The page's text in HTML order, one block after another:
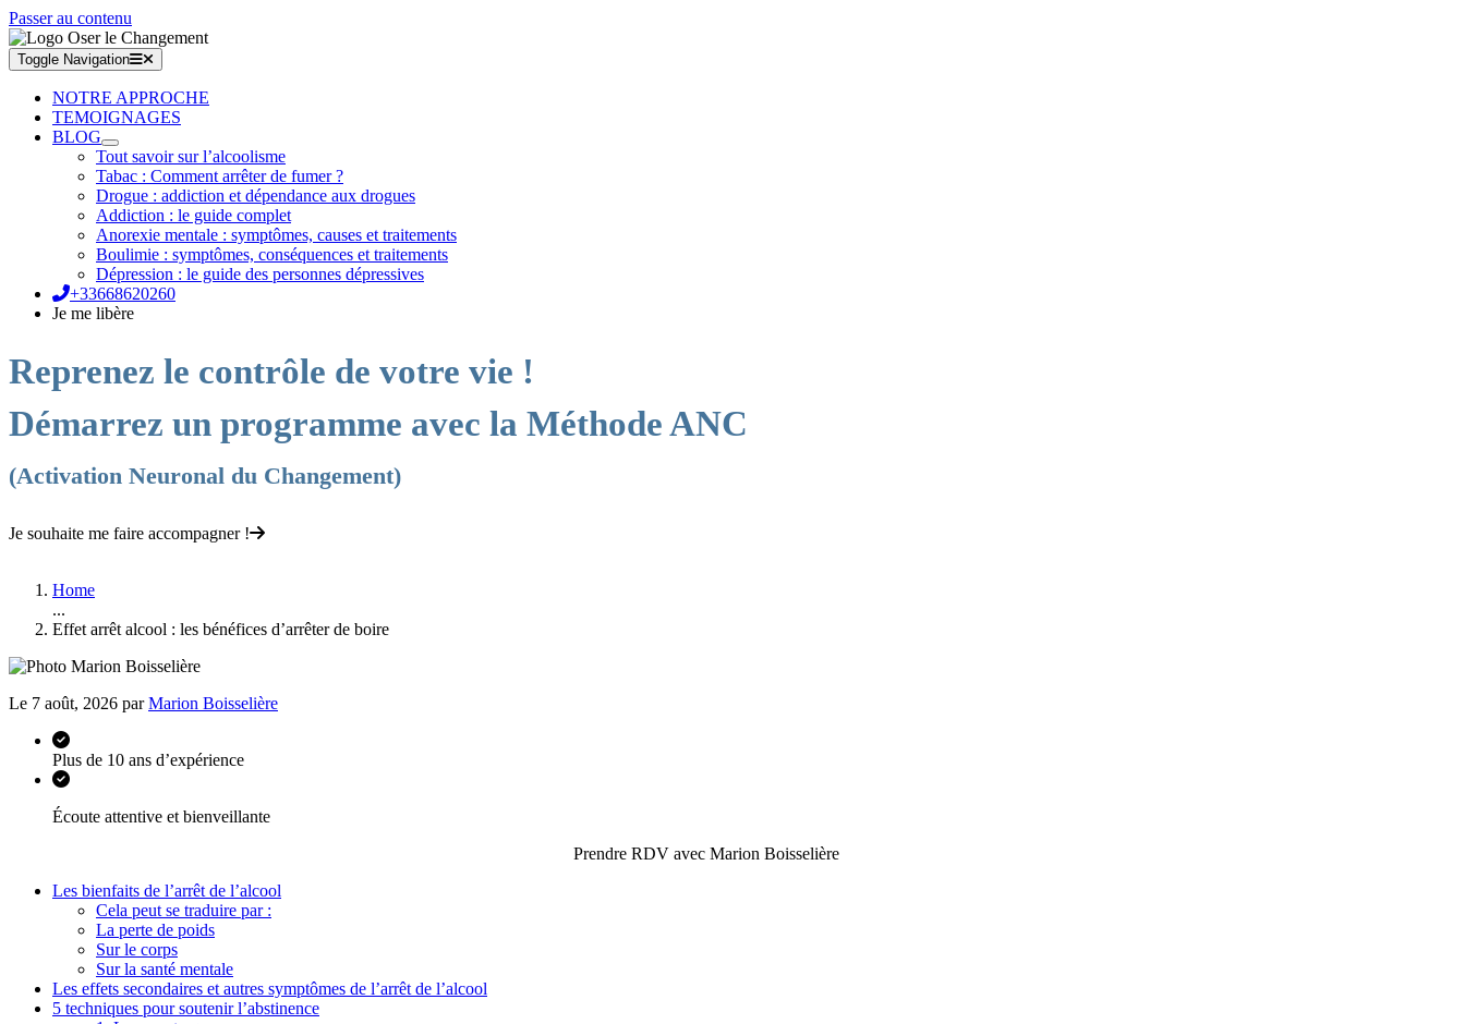
Passer au contenu
Toggle Navigation
NOTRE APPROCHE
TEMOIGNAGES
BLOG
Tout savoir sur l’alcoolisme
Tabac : Comment arrêter de fumer ?
Drogue : addiction et dépendance aux drogues
Addiction : le guide complet
Anorexie mentale : symptômes, causes et traitements
Boulimie : symptômes, conséquences et traitements
Dépression : le guide des personnes dépressives
+33668620260
Je me libère
Reprenez le contrôle de votre vie !
Démarrez un programme avec la Méthode ANC
(Activation Neuronal du Changement)
Je souhaite me faire accompagner !
Home
...
Effet arrêt alcool : les bénéfices d’arrêter de boire
Le 7 août, 2026 parMarion Boisselière
Plus de 10 ans d’expérience
Écoute attentive et bienveillante
Prendre RDV avec Marion Boisselière
Les bienfaits de l’arrêt de l’alcool
Cela peut se traduire par :
La perte de poids
Sur le corps
Sur la santé mentale
Les effets secondaires et autres symptômes de l’arrêt de l’alcool
5 techniques pour soutenir l’abstinence